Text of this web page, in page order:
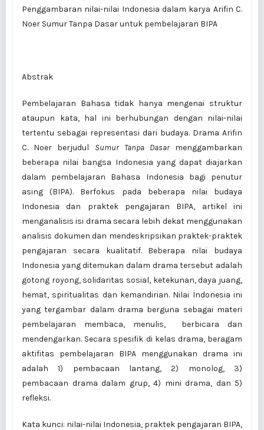
Penggambaran nilai-nilai Indonesia dalam karya Arifin C.
Noer Sumur Tanpa Dasar untuk pembelajaran BIPA
Abstrak
Pembelajaran Bahasa tidak hanya mengenai struktur
ataupun kata, hal ini berhubungan dengan nilai-nilai
tertentu sebagai representasi dari budaya. Drama Arifin
C. Noer berjudul Sumur Tanpa Dasar menggambarkan
beberapa nilai bangsa Indonesia yang dapat diajarkan
dalam pembelajaran Bahasa Indonesia bagi penutur
asing (BIPA). Berfokus pada beberapa nilai budaya
Indonesia dan praktek pengajaran BIPA, artikel ini
menganalisis isi drama secara lebih dekat menggunakan
analisis dokumen dan mendeskripsikan praktek-praktek
pengajaran secara kualitatif. Beberapa nilai budaya
Indonesia yang ditemukan dalam drama tersebut adalah
gotong royong, solidaritas sosial, ketekunan, daya juang,
hemat, spiritualitas dan kemandirian. Nilai Indonesia ini
yang tergambar dalam drama berguna sebagai materi
pembelajaran membaca, menulis, berbicara dan
mendengarkan. Secara spesifik di kelas drama, beragam
aktifitas pembelajaran BIPA menggunakan drama ini
adalah 1) pembacaan lantang, 2) monolog, 3)
pembacaan drama dalam grup, 4) mini drama, dan 5)
refleksi.
Kata kunci: nilai-nilai Indonesia, praktek pengajaran BIPA,